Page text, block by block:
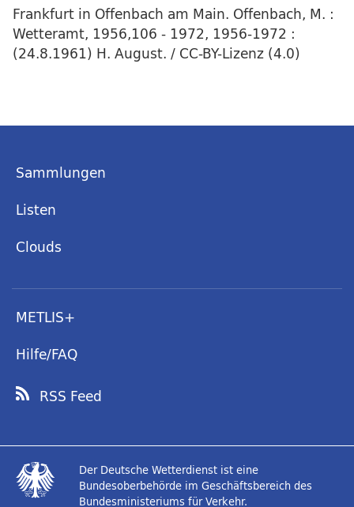
Frankfurt in Offenbach am Main. Offenbach, M. :
Wetteramt, 1956,106 - 1972, 1956-1972 :
(24.8.1961) H. August. / CC-BY-Lizenz (4.0)
Sammlungen
Listen
Clouds
METLIS+
Hilfe/FAQ
RSS Feed
Der Deutsche Wetterdienst ist eine
Bundesoberbehörde im Geschäftsbereich des
Bundesministeriums für Verkehr.